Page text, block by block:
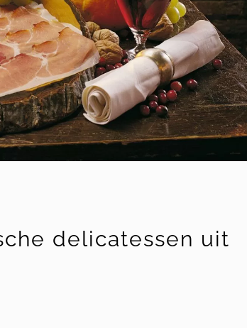
delicatessen uit